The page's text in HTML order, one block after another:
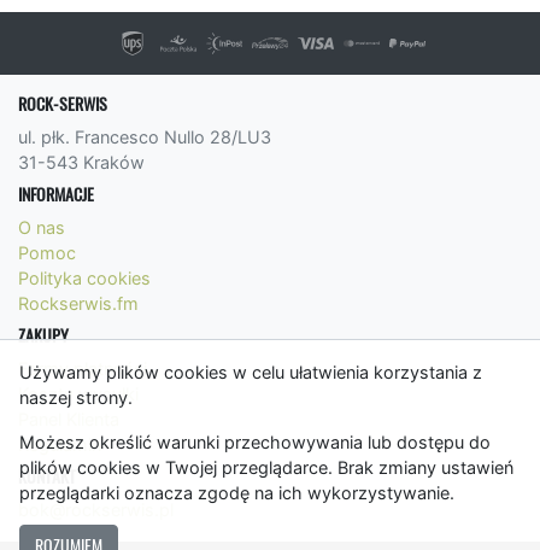
Używamy plików cookies w celu ułatwienia korzystania z
naszej strony.
Możesz określić warunki przechowywania lub dostępu do
plików cookies w Twojej przeglądarce. Brak zmiany ustawień
przeglądarki oznacza zgodę na ich wykorzystywanie.
ROZUMIEM
ROCK-SERWIS
ul. płk. Francesco Nullo 28/LU3
31-543 Kraków
INFORMACJE
O nas
Pomoc
Polityka cookies
Rockserwis.fm
ZAKUPY
Formy płatności
Koszty wysyłki
Regulamin
KONTAKT
bok@rockserwis.pl